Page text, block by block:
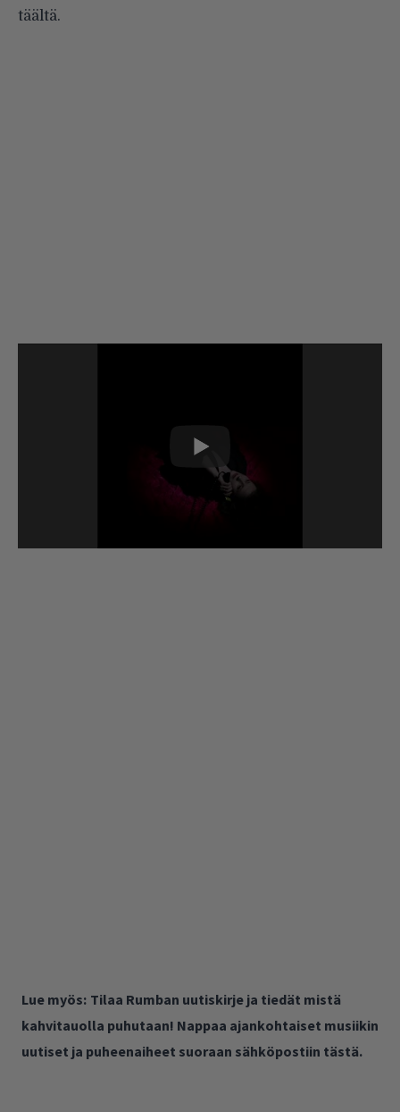
täältä.
Lue myös: Tilaa Rumban uutiskirje ja tiedät mistä
kahvitauolla puhutaan! Nappaa ajankohtaiset musiikin
uutiset ja puheenaiheet suoraan sähköpostiin tästä.